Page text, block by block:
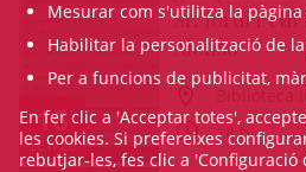
16
SET/26
Sr. Jordi Petit
Alonso
Biblioteca
18 h
Mesurar com s'utilitza la pàgina
Habilitar la personalització de
Per a funcions de publicitat,
En fer clic a 'Acceptar totes',
les cookies. Si prefereixes
rebutjar-les, fes clic a 'Configuració